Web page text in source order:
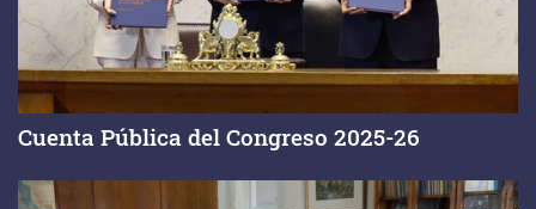
Cuenta Pública del Congreso 2025-26